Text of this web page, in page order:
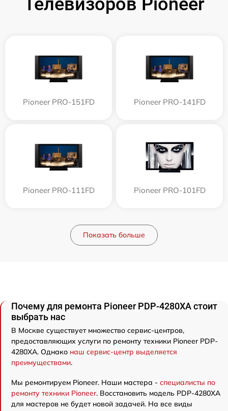
Pioneer PRO-151FD Pioneer PRO-141FD
Pioneer PRO-111FD Pioneer PRO-101FD
Показать больше
Почему для ремонта Pioneer PDP-4280XA стоит
выбрать нас
В Москве существует множество сервис-центров,
предоставляющих услуги по ремонту техники Pioneer PDP-
4280XA. Однако наш сервис-центр выделяется
преимуществами.
Мы ремонтируем Pioneer. Наши мастера - специалисты по
ремонту техники Pioneer. Восстановить модель PDP-4280XA
для мастеров не будет новой задачей. На все виды